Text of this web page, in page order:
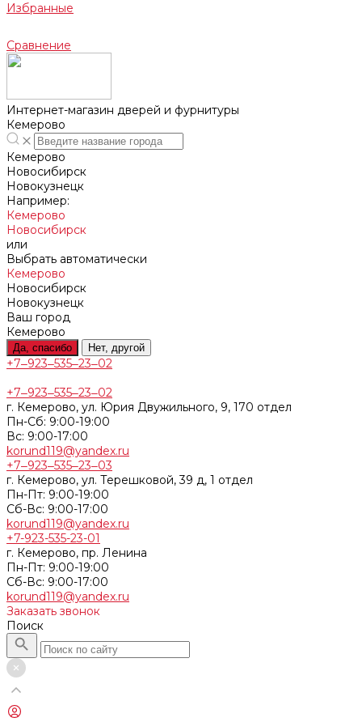
Избранные
Сравнение
Интернет-магазин дверей и фурнитуры
Кемерово
Кемерово
Новосибирск
Новокузнецк
Например:
Кемерово
Новосибирск
или
Выбрать автоматически
Кемерово
Новосибирск
Новокузнецк
Ваш город
Кемерово
Да, спасибо Нет, другой
+7‒923‒535‒23‒02
+7‒923‒535‒23‒02
г. Кемерово, ул. Юрия Двужильного, 9, 170 отдел
Пн-Сб: 9:00-19:00
Вс: 9:00-17:00
korund119@yandex.ru
+7‒923‒535‒23‒03
г. Кемерово, ул. Терешковой, 39 д, 1 отдел
Пн-Пт: 9:00-19:00
Cб-Вс: 9:00-17:00
korund119@yandex.ru
+7-923-535-23-01
г. Кемерово, пр. Ленина
Пн-Пт: 9:00-19:00
Cб-Вс: 9:00-17:00
korund119@yandex.ru
Заказать звонок
Поиск